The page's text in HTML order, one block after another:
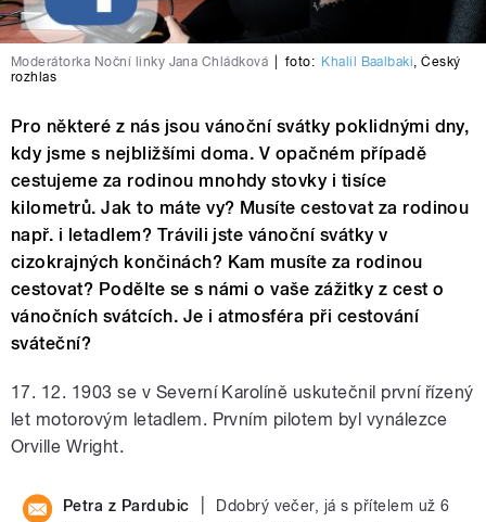
Moderátorka Noční linky Jana Chládková foto: Khalil Baalbaki,Český
rozhlas
Pro některé z nás jsou vánoční svátky poklidnými dny,
kdy jsme s nejbližšími doma. V opačném případě
cestujeme za rodinou mnohdy stovky i tisíce
kilometrů. Jak to máte vy? Musíte cestovat za rodinou
např. i letadlem? Trávili jste vánoční svátky v
cizokrajných končinách? Kam musíte za rodinou
cestovat? Podělte se s námi o vaše zážitky z cest o
vánočních svátcích. Je i atmosféra při cestování
sváteční?
17. 12. 1903 se v Severní Karolíně uskutečnil první řízený
let motorovým letadlem. Prvním pilotem byl vynálezce
Orville Wright.
Petra z Pardubic
Ddobrý večer, já s přítelem už 6